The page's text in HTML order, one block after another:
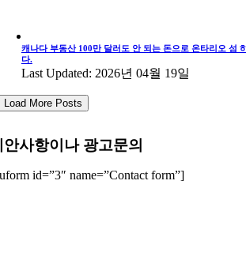
캐나다 부동산 100만 달러도 안 되는 돈으로 온타리오 섬
다.
Last Updated: 2026년 04월 19일
Load More Posts
안사항이나 광고문의
id=”3″ name=”Contact form”]